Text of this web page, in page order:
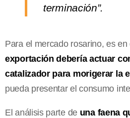
terminación”.
Para el mercado rosarino, es
exportación debería actuar
catalizador para morigerar la
pueda presentar el consumo
El análisis parte de una faena